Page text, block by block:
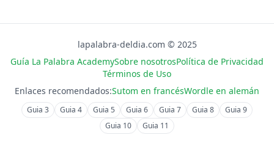
lapalabra-deldia.com © 2025
Guía La Palabra AcademySobre nosotrosPolítica de Privacidad
Términos de Uso
Enlaces recomendados:Sutom en francésWordle en alemán
Guia 3 Guia 4 Guia 5 Guia 6 Guia 7 Guia 8 Guia 9
Guia 10 Guia 11